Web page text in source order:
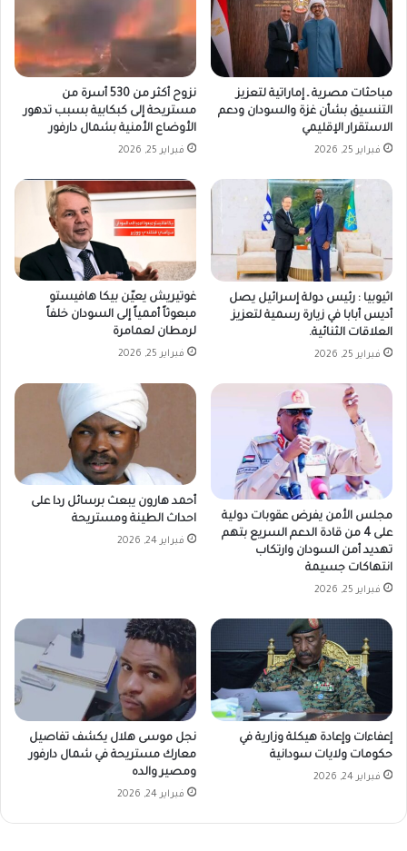
مباحثات مصرية ـ إماراتية لتعزيز
التنسيق بشأن غزة والسودان ودعم
الاستقرار الإقليمي
فبراير 25, 2026
نزوح أكثر من 530 أسرة من
مستريحة إلى كبكابية بسبب تدهور
الأوضاع الأمنية بشمال دارفور
فبراير 25, 2026
اثيوبيا : رئيس دولة إسرائيل يصل
أديس أبابا في زيارة رسمية لتعزيز
العلاقات الثنائية.
فبراير 25, 2026
غوتيريش يعيّن بيكا هافيستو
مبعوثاً أممياً إلى السودان خلفاً
لرمطان لعمامرة
فبراير 25, 2026
مجلس الأمن يفرض عقوبات دولية
على 4 من قادة الدعم السريع بتهم
تهديد أمن السودان وارتكاب
انتهاكات جسيمة
فبراير 25, 2026
أحمد هارون يبعث برسائل ردا على
احداث الطينة ومستريحة
فبراير 24, 2026
إعفاءات وإعادة هيكلة وزارية في
حكومات ولايات سودانية
فبراير 24, 2026
نجل موسى هلال يكشف تفاصيل
معارك مستريحة في شمال دارفور
ومصير والده
فبراير 24, 2026